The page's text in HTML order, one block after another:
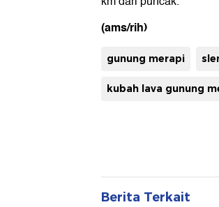
(ams/rih)
gunung merapi
kubah lava gunung
Berita Terkait